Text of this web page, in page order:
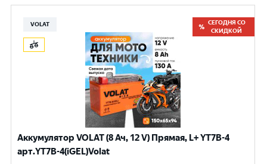
VOLAT
СЕГОДНЯ СО
СКИДКОЙ
Аккумулятор VOLAT (8 Ач, 12 V) Прямая, L+ YT7B-4
арт.YT7B-4(iGEL)Volat